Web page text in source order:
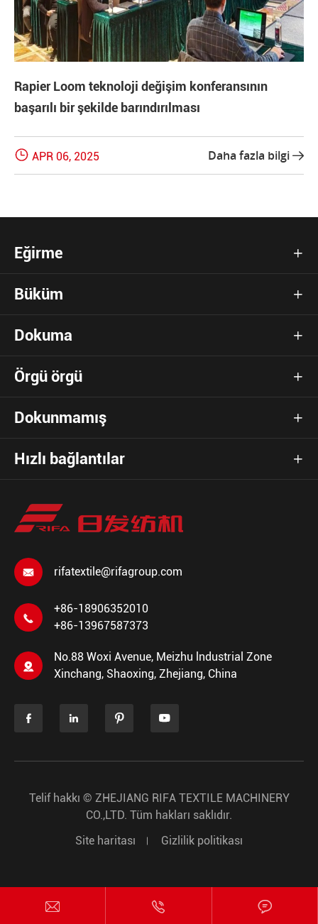
Rapier Loom teknoloji değişim konferansının
başarılı bir şekilde barındırılması
 APR 06, 2025 Daha fazla bilgi 
Eğirme 
Büküm 
Dokuma 
Örgü örgü 
Dokunmamış 
Hızlı bağlantılar 
 rifatextile@rifagroup.com

+86-18906352010
+86-13967587373

No.88 Woxi Avenue, Meizhu lndustrial Zone
Xinchang, Shaoxing, Zhejiang, China
   
Telif hakkı © ZHEJIANG RIFA TEXTILE MACHINERY
CO.,LTD. Tüm hakları saklıdır.
Site haritası
Gizlilik politikası
  